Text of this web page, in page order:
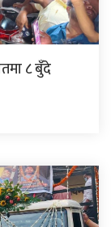
८ बुँदे